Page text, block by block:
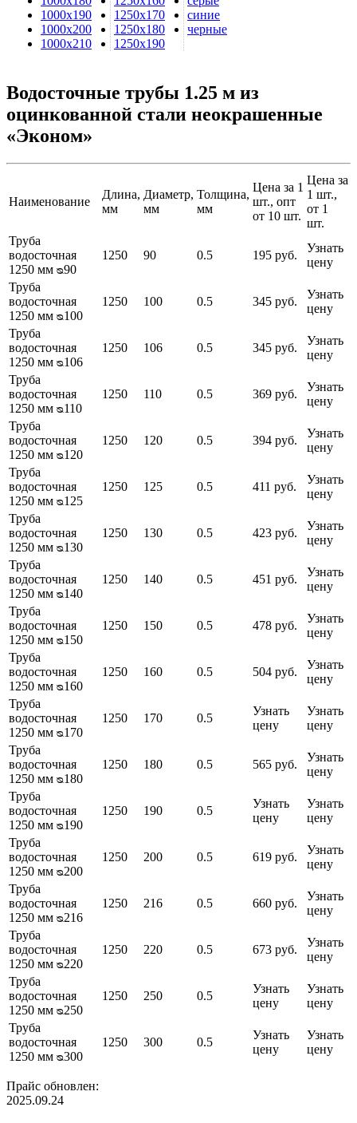
1000х190
1000х200
1000х210
1250х170
1250х180
1250х190
синие
черные
Водосточные трубы 1.25 м из
оцинкованной стали неокрашенные
«Эконом»
Наименование
Длина,
мм
Диаметр,
мм
Толщина,
мм
Цена за 1
шт., опт
от 10 шт.
Цена за
1 шт.,
от 1
шт.
Труба
водосточная
1250 мм ᴓ90
1250 90 0.5 195 руб.
Узнать
цену
Труба
водосточная
1250 мм ᴓ100
1250 100 0.5 345 руб.
Узнать
цену
Труба
водосточная
1250 мм ᴓ106
1250 106 0.5 345 руб.
Узнать
цену
Труба
водосточная
1250 мм ᴓ110
1250 110 0.5 369 руб.
Узнать
цену
Труба
водосточная
1250 мм ᴓ120
1250 120 0.5 394 руб.
Узнать
цену
Труба
водосточная
1250 мм ᴓ125
1250 125 0.5 411 руб.
Узнать
цену
Труба
водосточная
1250 мм ᴓ130
1250 130 0.5 423 руб.
Узнать
цену
Труба
водосточная
1250 мм ᴓ140
1250 140 0.5 451 руб.
Узнать
цену
Труба
водосточная
1250 мм ᴓ150
1250 150 0.5 478 руб.
Узнать
цену
Труба
водосточная
1250 мм ᴓ160
1250 160 0.5 504 руб.
Узнать
цену
Труба
водосточная
1250 мм ᴓ170
1250 170 0.5
Узнать
цену
Узнать
цену
Труба
водосточная
1250 мм ᴓ180
1250 180 0.5 565 руб.
Узнать
цену
Труба
водосточная
1250 мм ᴓ190
1250 190 0.5
Узнать
цену
Узнать
цену
Труба
водосточная
1250 мм ᴓ200
1250 200 0.5 619 руб.
Узнать
цену
Труба
водосточная
1250 мм ᴓ216
1250 216 0.5 660 руб.
Узнать
цену
Труба
водосточная
1250 мм ᴓ220
1250 220 0.5 673 руб.
Узнать
цену
Труба
водосточная
1250 мм ᴓ250
1250 250 0.5
Узнать
цену
Узнать
цену
Труба
водосточная
1250 мм ᴓ300
1250 300 0.5
Узнать
цену
Узнать
цену
Прайс обновлен:
2025.09.24